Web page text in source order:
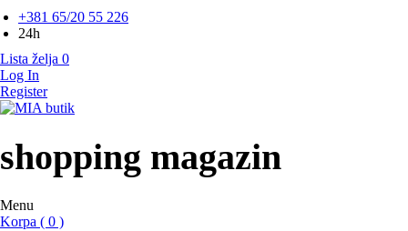
+381 65/20 55 226
24h
Lista želja 0
Log In
Register
MIA butik
shopping magazin
Menu
Korpa ( 0 )